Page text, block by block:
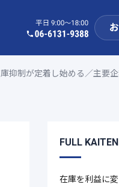
抑制が定着し始める／主要
FULL
在庫を利益に